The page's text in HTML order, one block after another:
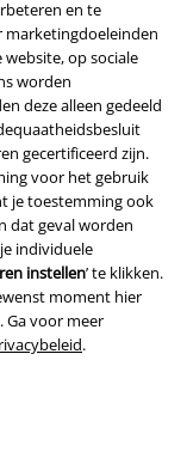
en te
marketingdoeleinden
op sociale
worden
deze alleen gedeeld
gecertificeerd zijn.
voor het gebruik
je toestemming ook
dat geval worden
individuele
instellen’ te klikken.
moment hier
Ga voor meer
.